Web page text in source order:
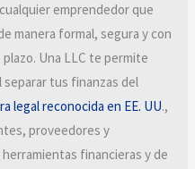
emprendedor que
manera formal, segura y con
Una LLC te permite
tus finanzas del
legal reconocida en EE. UU.,
proveedores y
financieras y de